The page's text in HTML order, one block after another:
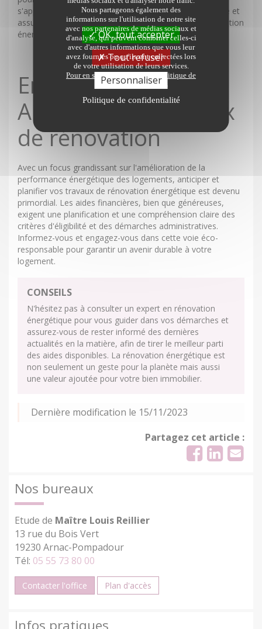
s'approcher de sa banque pour explorer cette possibilité et
assurer un financement stable de vos projets de rénovation
énergétique.
En conclusion
Anticipez vos travaux
de rénovation
Avec un focus grandissant sur l'amélioration de la
performance énergétique des logements, anticiper et
planifier vos travaux de rénovation énergétique est devenu
primordial. Les aides financières, bien que généreuses,
exigent une planification et une compréhension claire des
critères d'éligibilité et des démarches administratives.
Informez-vous et engagez-vous dans cette voie éco-
responsable pour garantir un avenir durable à votre
logement.
CONSEILS
N'hésitez pas à consulter un expert en rénovation
énergétique pour vous guider dans vos démarches et
assurez-vous de rester informé des dernières
actualités en la matière, afin de tirer le meilleur parti
des aides disponibles. La rénovation énergétique est
non seulement un geste pour la planète mais aussi
une valeur ajoutée pour votre bien immobilier.
Dernière modification le 15/11/2023
Partagez cet article :
Nos bureaux
Etude de Maître Louis Reillier
13 rue du Bois Vert
19230 Arnac-Pompadour
Tél: 05 55 73 80 00
Contacter l'office Plan d'accès
Infos pratiques
Nous partageons également des
informations sur l'utilisation de notre site
avec nos partenaires de médias sociaux et
d'analyse, qui peuvent combiner celles-ci
avec d'autres informations que vous leur
avez fournies ou qu'ils ont collectées lors
de votre utilisation de leurs services.
Pour en savoir plus sur notre politique de
protection des données
OK, tout accepter
Tout refuser
Personnaliser
Politique de confidentialité